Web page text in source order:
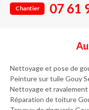
Chantier 07 61
Nettoyage et pose de
Peinture sur tuile Gouy
Nettoyage et ravalement
Réparation de toiture